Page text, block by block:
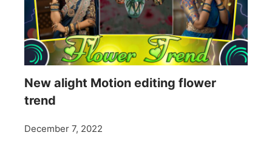
New alight Motion editing flower
trend
December 7, 2022